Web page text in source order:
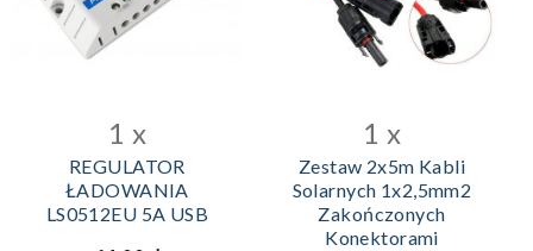
1 x
REGULATOR
ŁADOWANIA
LS0512EU 5A USB
1 x
Zestaw 2x5m Kabli
Solarnych 1x2,5mm2
Zakończonych
Konektorami